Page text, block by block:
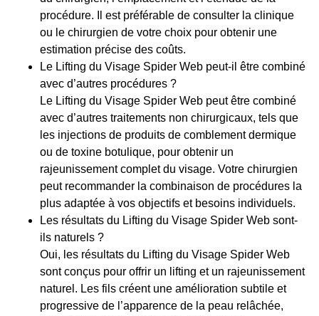
procédure. Il est préférable de consulter la clinique
ou le chirurgien de votre choix pour obtenir une
estimation précise des coûts.
Le Lifting du Visage Spider Web peut-il être combiné
avec d’autres procédures ?
Le Lifting du Visage Spider Web peut être combiné
avec d’autres traitements non chirurgicaux, tels que
les injections de produits de comblement dermique
ou de toxine botulique, pour obtenir un
rajeunissement complet du visage. Votre chirurgien
peut recommander la combinaison de procédures la
plus adaptée à vos objectifs et besoins individuels.
Les résultats du Lifting du Visage Spider Web sont-
ils naturels ?
Oui, les résultats du Lifting du Visage Spider Web
sont conçus pour offrir un lifting et un rajeunissement
naturel. Les fils créent une amélioration subtile et
progressive de l’apparence de la peau relâchée,